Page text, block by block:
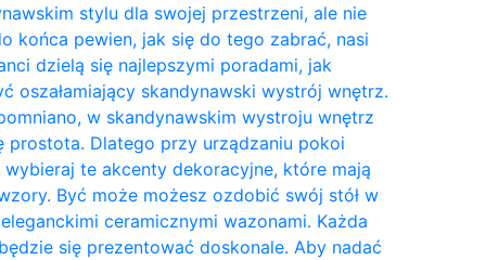
stylu dla swojej przestrzeni, ale nie
końca pewien, jak się do tego zabrać, nasi
dzielą się najlepszymi poradami, jak
oszałamiający skandynawski wystrój wnętrz.
w skandynawskim wystroju wnętrz
prostota. Dlatego przy urządzaniu pokoi
wybieraj te akcenty dekoracyjne, które mają
Być może możesz ozdobić swój stół w
ceramicznymi wazonami. Każda
się prezentować doskonale. Aby nadać